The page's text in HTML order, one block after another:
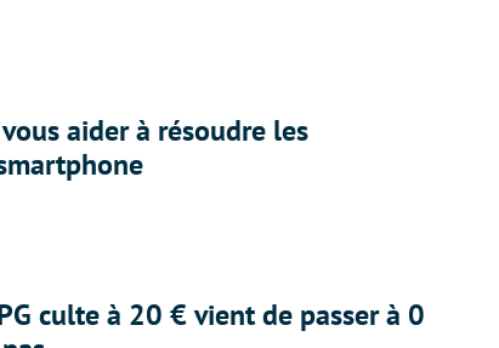
aider à résoudre les
culte à 20 € vient de passer à 0